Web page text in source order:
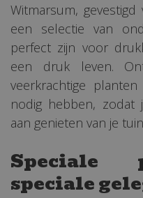
Witmarsum,
een selectie van
perfect zijn voor
een druk leven.
veerkrachtige
nodig hebben,
aan genieten van je
Speciale
speciale